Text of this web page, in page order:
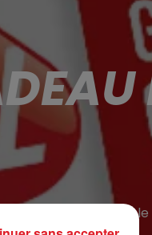
faire plaisir avant